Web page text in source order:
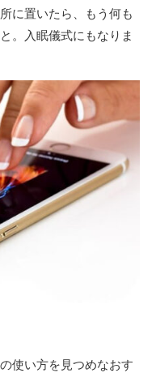
に置いたら、もう何も
。入眠儀式にもなりま
使い方を見つめなおす